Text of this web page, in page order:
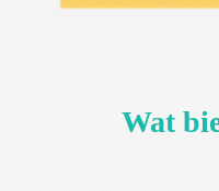
Wat